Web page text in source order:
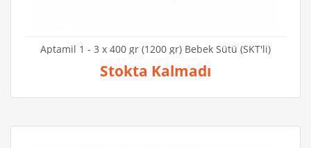
Aptamil 1 - 3 x 400 gr (1200 gr) Bebek Sütü (SKT'li)
Stokta Kalmadı